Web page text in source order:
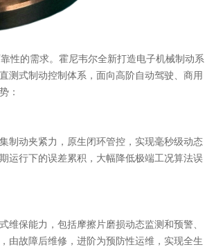
性的需求。霍尼韦尔全新打造电子机械制动系
测式制动控制体系，面向高阶自动驾驶、商用
：
制动夹紧力，原生闭环管控，实现毫秒级动态
运行下的误差累积，大幅降低极端工况算法误
维保能力，包括摩擦片磨损动态监测和预警、
由故障后维修，进阶为预防性运维，实现全生